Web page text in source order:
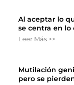
Al aceptar lo
se centra en
Leer Más >>
Mutilación
pero se